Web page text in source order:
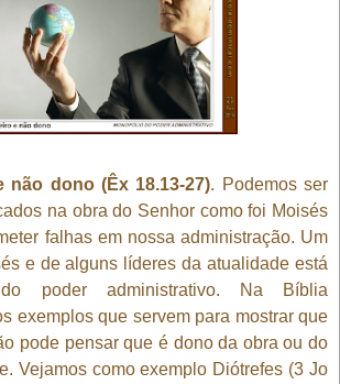
não dono (Êx 18.13-27). Podemos ser
na obra do Senhor como foi Moisés
falhas em nossa administração. Um
e de alguns líderes da atualidade está
poder administrativo. Na Bíblia
exemplos que servem para mostrar que
pode pensar que é dono da obra ou do
Vejamos como exemplo Diótrefes (3 Jo